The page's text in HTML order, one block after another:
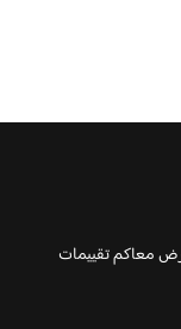
معاكم تقييمات